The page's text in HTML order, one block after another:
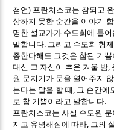
첨언) 프란치스코는 참되고
상하지 못한 순간을 이야기
명한 설교가가 수도회에 들어
말합니다. 그리고 수도회 형
종한다해도 그것은 참된 기
대신 그 자신이 추운 겨울 밤,
원 문지기가 문을 열어주지
는다는 말을 할 때 , 그 순간에
로 참 기쁨이라고 말합니다.
프란치스코는 사실 수도원
지고 유명해짐에 따라, 그의